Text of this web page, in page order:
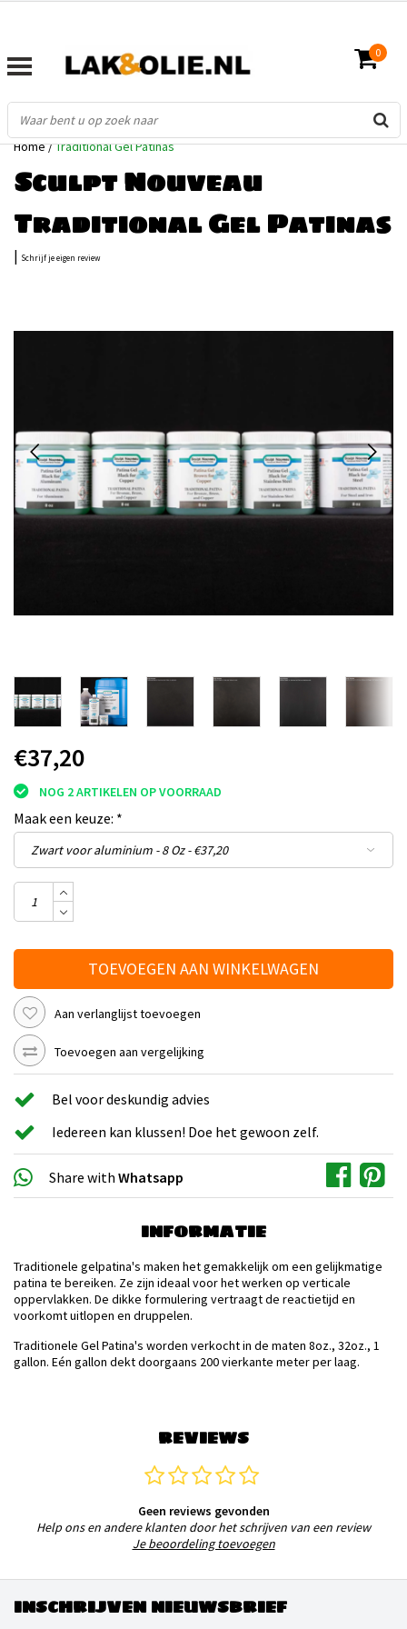
0
Home/Traditional Gel Patinas
Sculpt Nouveau
Traditional Gel Patinas
| Schrijf je eigen review
€37,20
NOG 2 ARTIKELEN OP VOORRAAD
Maak een keuze: *
TOEVOEGEN AAN WINKELWAGEN
Aan verlanglijst toevoegen
Toevoegen aan vergelijking
Bel voor deskundig advies
Iedereen kan klussen! Doe het gewoon zelf.
Share with Whatsapp
INFORMATIE
Traditionele gelpatina's maken het gemakkelijk om een ​​gelijkmatige
patina te bereiken. Ze zijn ideaal voor het werken op verticale
oppervlakken. De dikke formulering vertraagt ​​de reactietijd en
voorkomt uitlopen en druppelen.
Traditionele Gel Patina's worden verkocht in de maten 8oz., 32oz., 1
gallon. Eén gallon dekt doorgaans 200 vierkante meter per laag.
REVIEWS
Geen reviews gevonden
Help ons en andere klanten door het schrijven van een review
Je beoordeling toevoegen
INSCHRIJVEN NIEUWSBRIEF